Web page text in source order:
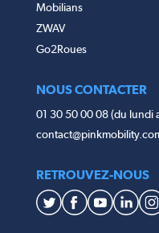
Mobilians
ZWAV
Go2Roues
NOUS CONTACTER
01 30 50 00 08 (du lundi
RETROUVEZ-NOUS